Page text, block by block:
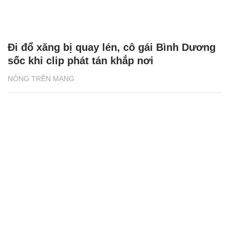
NÓNG TRÊN MẠNG
Đi đổ xăng bị quay lén, cô gái Bình Dương
sốc khi clip phát tán khắp nơi